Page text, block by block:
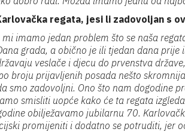
regata, jesi li zadovoljan s
mi imamo jedan problem što se naša
grada, a obično je ili tjedan dana
veslače i djecu do prvenstva
broju prijavljenih posada nešto
smo zadovoljni. Ono što nam dogodine
smisliti uopće kako će ta regata
obilježavamo jubilarnu 70.
promijeniti i dodatno se potruditi, jer